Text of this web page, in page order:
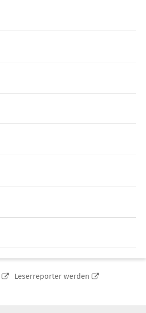
Leserreporter werden